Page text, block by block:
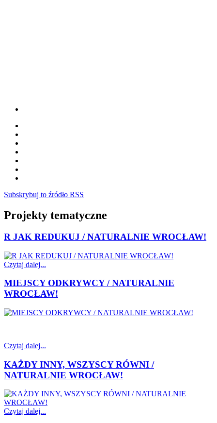
Subskrybuj to źródło RSS
Projekty tematyczne
R JAK REDUKUJ / NATURALNIE WROCŁAW!
Czytaj dalej...
MIEJSCY ODKRYWCY / NATURALNIE
WROCŁAW!
Czytaj dalej...
KAŻDY INNY, WSZYSCY RÓWNI /
NATURALNIE WROCŁAW!
Czytaj dalej...